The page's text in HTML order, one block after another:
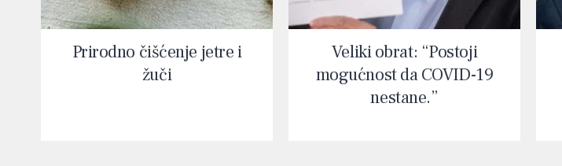
Prirodno čišćenje jetre i
žuči
Veliki obrat: “Postoji
mogućnost da COVID-19
nestane.”